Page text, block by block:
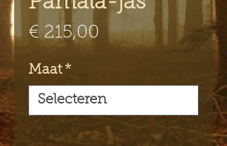
€ 215,00 Prijs
Maat *
Aantal *